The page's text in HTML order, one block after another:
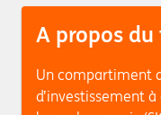
A propos
Un compartiment
d’investissement